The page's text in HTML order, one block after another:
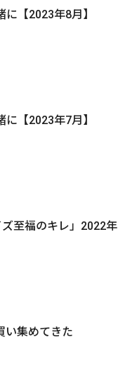
【2023年8月】
【2023年7月】
至福のキレ」2022年
い集めてきた